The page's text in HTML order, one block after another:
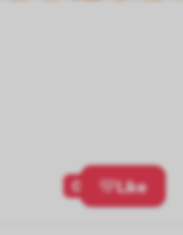
0 Like